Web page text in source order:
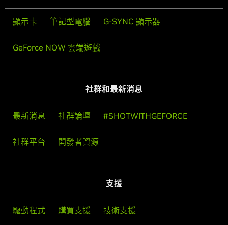
顯示卡 筆記型電腦 G-SYNC 顯示器
GeForce NOW 雲端遊戲
社群和最新消息
最新消息 社群論壇 #SHOTWITHGEFORCE
社群平台 開發者資源
支援
驅動程式 購買支援 技術支援